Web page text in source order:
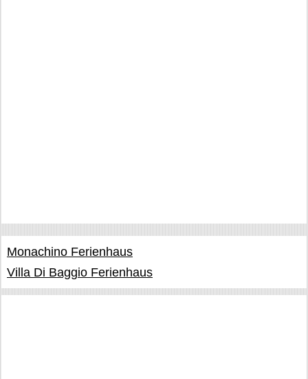
Monachino Ferienhaus
Villa Di Baggio Ferienhaus